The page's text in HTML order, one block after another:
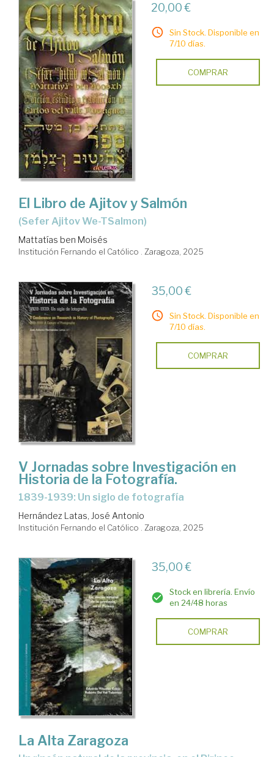
20,00 €
Sin Stock. Disponible en
7/10 días.
COMPRAR
El Libro de Ajitov y Salmón
(Sefer Ajitov We-TSalmon)
Mattatías ben Moisés
Institución Fernando el Católico . Zaragoza, 2025
35,00 €
Sin Stock. Disponible en
7/10 días.
COMPRAR
V Jornadas sobre Investigación en
Historia de la Fotografía.
1839-1939: Un siglo de fotografía
Hernández Latas, José Antonio
Institución Fernando el Católico . Zaragoza, 2025
35,00 €
Stock en librería. Envío
en 24/48 horas
COMPRAR
La Alta Zaragoza